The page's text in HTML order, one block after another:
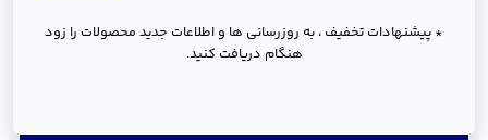
* پیشنهادات تخفیف ، به روزرسانی ها و اطلاعات جدید محصولات را زود
هنگام دریافت کنید.